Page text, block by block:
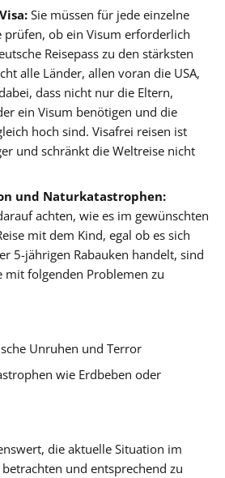
Sie müssen für jede einzelne
prüfen, ob ein Visum erforderlich
Reisepass zu den stärksten
alle Länder, allen voran die USA,
dass nicht nur die Eltern,
ein Visum benötigen und die
hoch sind. Visafrei reisen ist
und schränkt die Weltreise nicht
und Naturkatastrophen:
achten, wie es im gewünschten
mit dem Kind, egal ob es sich
5-jährigen Rabauken handelt, sind
mit folgenden Problemen zu
Unruhen und Terror
wie Erdbeben oder
die aktuelle Situation im
und entsprechend zu